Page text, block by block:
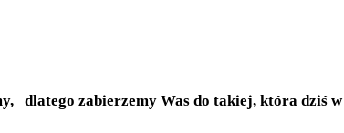
dlatego zabierzemy Was do takiej, która dziś w